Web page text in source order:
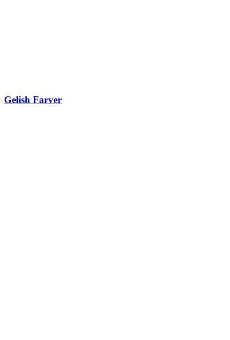
Gelish Farver